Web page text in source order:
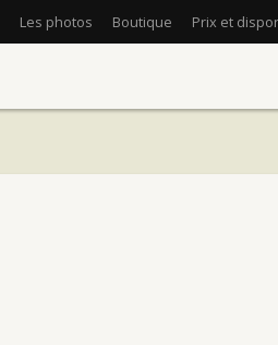
Les photos Boutique Prix et